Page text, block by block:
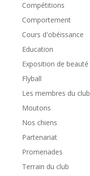
Compétitions
Comportement
Cours d'obéissance
Education
Exposition de beauté
Flyball
Les membres du club
Moutons
Nos chiens
Partenariat
Promenades
Terrain du club